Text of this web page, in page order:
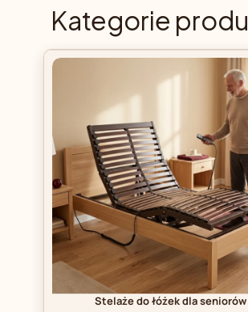
Kategorie
Stelaże do łóżek dla seniorów